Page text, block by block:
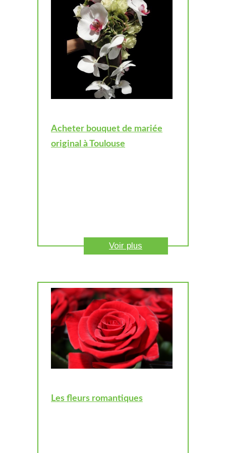
Acheter bouquet de mariée
original à Toulouse
Voir plus
Les fleurs romantiques